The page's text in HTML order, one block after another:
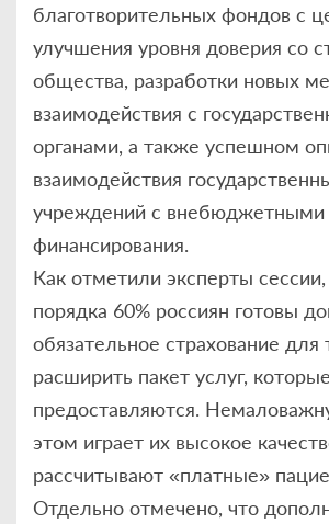
благотворительных фондов с
улучшения уровня доверия со
общества, разработки новых
взаимодействия с
органами, а также успешном
взаимодействия
учреждений с внебюджетными
финансирования.
Как отметили эксперты сессии,
порядка 60% россиян готовы
обязательное страхование для
расширить пакет услуг,
предоставляются.
этом играет их высокое
рассчитывают «платные»
Отдельно отмечено, что